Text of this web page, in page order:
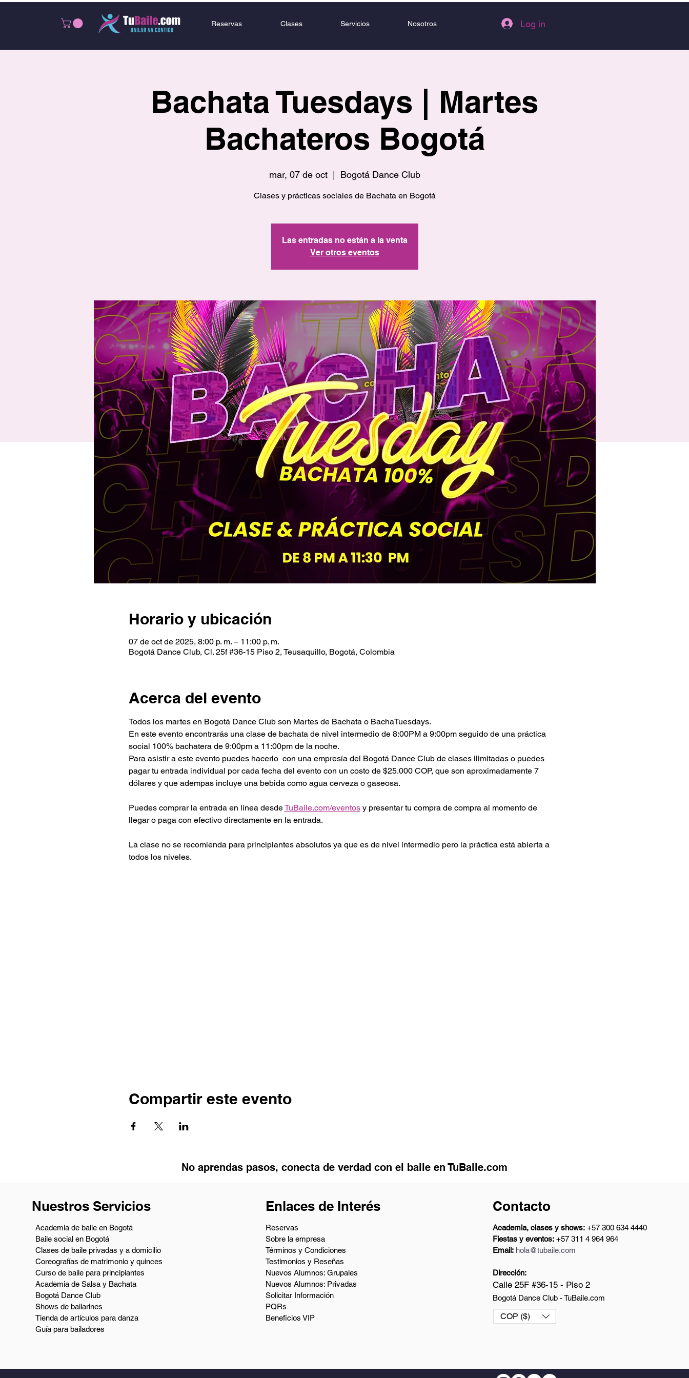
Reservas Clases Servicios Nosotros Log in
Bachata Tuesdays | Martes
Bachateros Bogotá
mar, 07 de oct
  |
Bogotá Dance Club
Clases y prácticas sociales de Bachata en Bogotá
Las entradas no están a la venta
Ver otros eventos
Horario y ubicación
07 de oct de 2025, 8:00 p. m. – 11:00 p. m.
Bogotá Dance Club, Cl. 25f #36-15 Piso 2, Teusaquillo, Bogotá, Colombia
Acerca del evento
Todos los martes en Bogotá Dance Club son Martes de Bachata o BachaTuesdays.
En este evento encontrarás una clase de bachata de nivel intermedio de 8:00PM a 9:00pm seguido de una práctica
social 100% bachatera de 9:00pm a 11:00pm de la noche.
Para asistir a este evento puedes hacerlo  con una empresía del Bogotá Dance Club de clases ilimitadas o puedes
pagar tu entrada individual por cada fecha del evento con un costo de $25.000 COP, que son aproximadamente 7
dólares y que adempas incluye una bebida como agua cerveza o gaseosa.
Puedes comprar la entrada en línea desde TuBaile.com/eventos y presentar tu compra de compra al momento de
llegar o paga con efectivo directamente en la entrada.
La clase no se recomienda para principiantes absolutos ya que es de nivel intermedio pero la práctica está abierta a
todos los niveles.
Compartir este evento
No aprendas pasos, conecta de verdad con el baile en TuBaile.com
Nuestros Servicios
Academia de baile en Bogotá
Baile social en Bogotá
Clases de baile privadas y a domicilio
Coreografías de matrimonio y quinces
Curso de baile para principiantes
Academia de Salsa y Bachata
Bogotá Dance Club
Shows de bailarines
Tienda de artículos para danza
Guía para bailadores
Enlaces de Interés
Reservas
Sobre la empresa
Términos y Condiciones
Testimonios y Reseñas
Nuevos Alumnos: Grupales
Nuevos Alumnos: Privadas
Solicitar Información
PQRs
Beneficios VIP
Contacto
Academia, clases y shows: +57 300 634 4440
Fiestas y eventos: +57 311 4 964 964
Email: hola@tubaile.com
Dirección:
Calle 25F #36-15 - Piso 2
Bogotá Dance Club - TuBaile.com
COP ($)